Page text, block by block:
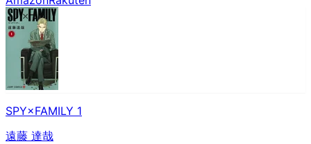
SPY×FAMILY 1
遠藤 達哉